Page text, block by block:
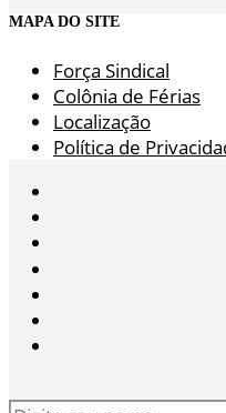
MAPA DO SITE
Força Sindical
Colônia de Férias
Localização
Política de